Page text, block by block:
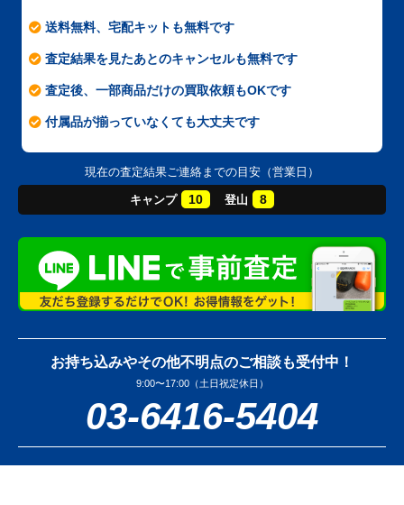
送料無料、宅配キットも無料です
査定結果を見たあとのキャンセルも無料です
査定後、一部商品だけの買取依頼もOKです
付属品が揃っていなくても大丈夫です
現在の査定結果ご連絡までの目安（営業日）
キャンプ 10 登山 8
お持ち込みやその他不明点のご相談も受付中！
9:00〜17:00（土日祝定休日）
03-6416-5404